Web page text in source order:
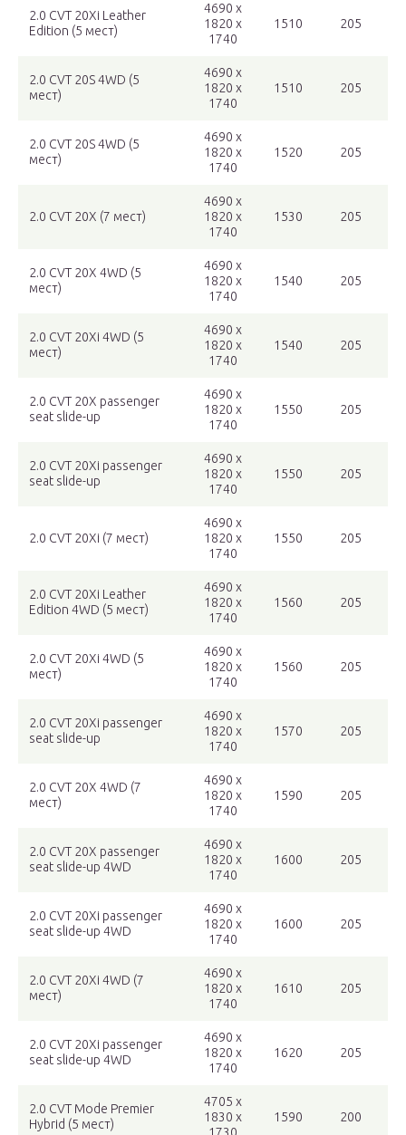
2.0 CVT 20Xi Leather
Edition (5 мест)
4690 x
1820 x
1740
1510 205
2.0 CVT 20S 4WD (5
мест)
4690 x
1820 x
1740
1510 205
2.0 CVT 20S 4WD (5
мест)
4690 x
1820 x
1740
1520 205
2.0 CVT 20X (7 мест)
4690 x
1820 x
1740
1530 205
2.0 CVT 20X 4WD (5
мест)
4690 x
1820 x
1740
1540 205
2.0 CVT 20Xi 4WD (5
мест)
4690 x
1820 x
1740
1540 205
2.0 CVT 20X passenger
seat slide-up
4690 x
1820 x
1740
1550 205
2.0 CVT 20Xi passenger
seat slide-up
4690 x
1820 x
1740
1550 205
2.0 CVT 20Xi (7 мест)
4690 x
1820 x
1740
1550 205
2.0 CVT 20Xi Leather
Edition 4WD (5 мест)
4690 x
1820 x
1740
1560 205
2.0 CVT 20Xi 4WD (5
мест)
4690 x
1820 x
1740
1560 205
2.0 CVT 20Xi passenger
seat slide-up
4690 x
1820 x
1740
1570 205
2.0 CVT 20X 4WD (7
мест)
4690 x
1820 x
1740
1590 205
2.0 CVT 20X passenger
seat slide-up 4WD
4690 x
1820 x
1740
1600 205
2.0 CVT 20Xi passenger
seat slide-up 4WD
4690 x
1820 x
1740
1600 205
2.0 CVT 20Xi 4WD (7
мест)
4690 x
1820 x
1740
1610 205
2.0 CVT 20Xi passenger
seat slide-up 4WD
4690 x
1820 x
1740
1620 205
2.0 CVT Mode Premier
Hybrid (5 мест)
4705 x
1830 x
1590 200